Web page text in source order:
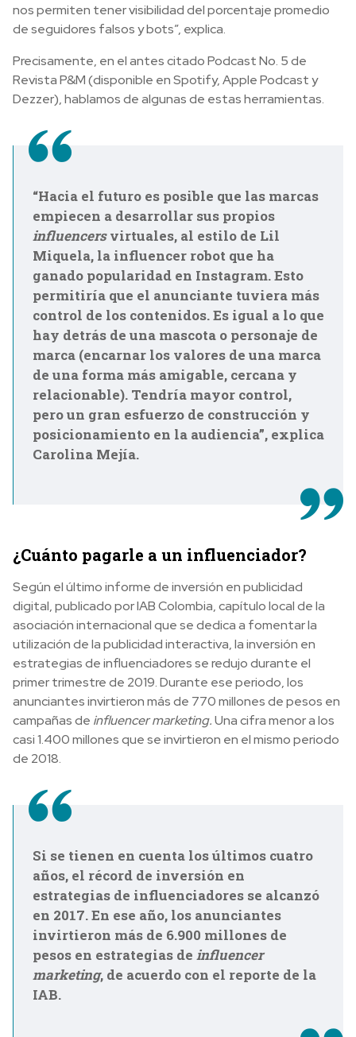
nos permiten tener visibilidad del porcentaje promedio
de seguidores falsos y bots”, explica.
Precisamente, en el antes citado Podcast No. 5 de
Revista P&M (disponible en Spotify, Apple Podcast y
Dezzer), hablamos de algunas de estas herramientas.
“Hacia el futuro es posible que las marcas
empiecen a desarrollar sus propios
influencersvirtuales, al estilo de Lil
Miquela, la influencer robot que ha
ganado popularidad en Instagram. Esto
permitiría que el anunciante tuviera más
control de los contenidos. Es igual a lo que
hay detrás de una mascota o personaje de
marca (encarnar los valores de una marca
de una forma más amigable, cercana y
relacionable). Tendría mayor control,
pero un gran esfuerzo de construcción y
posicionamiento en la audiencia”, explica
Carolina Mejía.
¿Cuánto pagarle a un influenciador?
Según el último informe de inversión en publicidad
digital, publicado por IAB Colombia, capítulo local de la
asociación internacional que se dedica a fomentar la
utilización de la publicidad interactiva, la inversión en
estrategias de influenciadores se redujo durante el
primer trimestre de 2019. Durante ese periodo, los
anunciantes invirtieron más de 770 millones de pesos en
campañas de influencer marketing.Una cifra menor a los
casi 1.400 millones que se invirtieron en el mismo periodo
de 2018.
Si se tienen en cuenta los últimos cuatro
años, el récord de inversión en
estrategias de influenciadores se alcanzó
en 2017. En ese año, los anunciantes
invirtieron más de 6.900 millones de
pesos en estrategias de influencer
marketing, de acuerdo con el reporte de la
IAB.